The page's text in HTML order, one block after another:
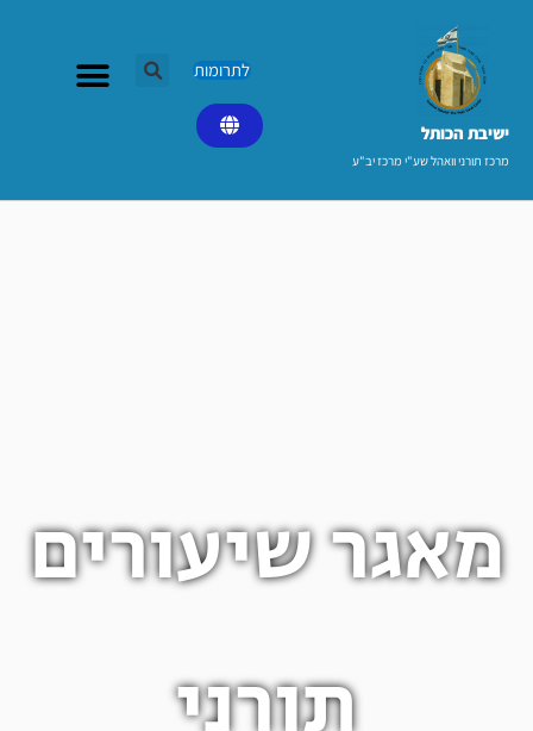
ישיבת הכותל​
מרכז תורני וואהל שע"י מרכז יב"ע
לתרומות
מאגר שיעורים